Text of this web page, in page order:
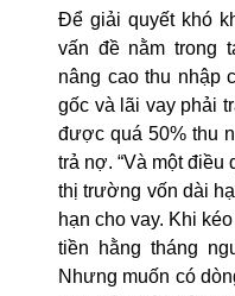
Để giải quyết khó
vấn đề nằm trong
nâng cao thu nhập
gốc và lãi vay phải
được quá 50% thu
trả nợ. “Và một điều
thị trường vốn dài
hạn cho vay. Khi
tiền hằng tháng
Nhưng muốn có